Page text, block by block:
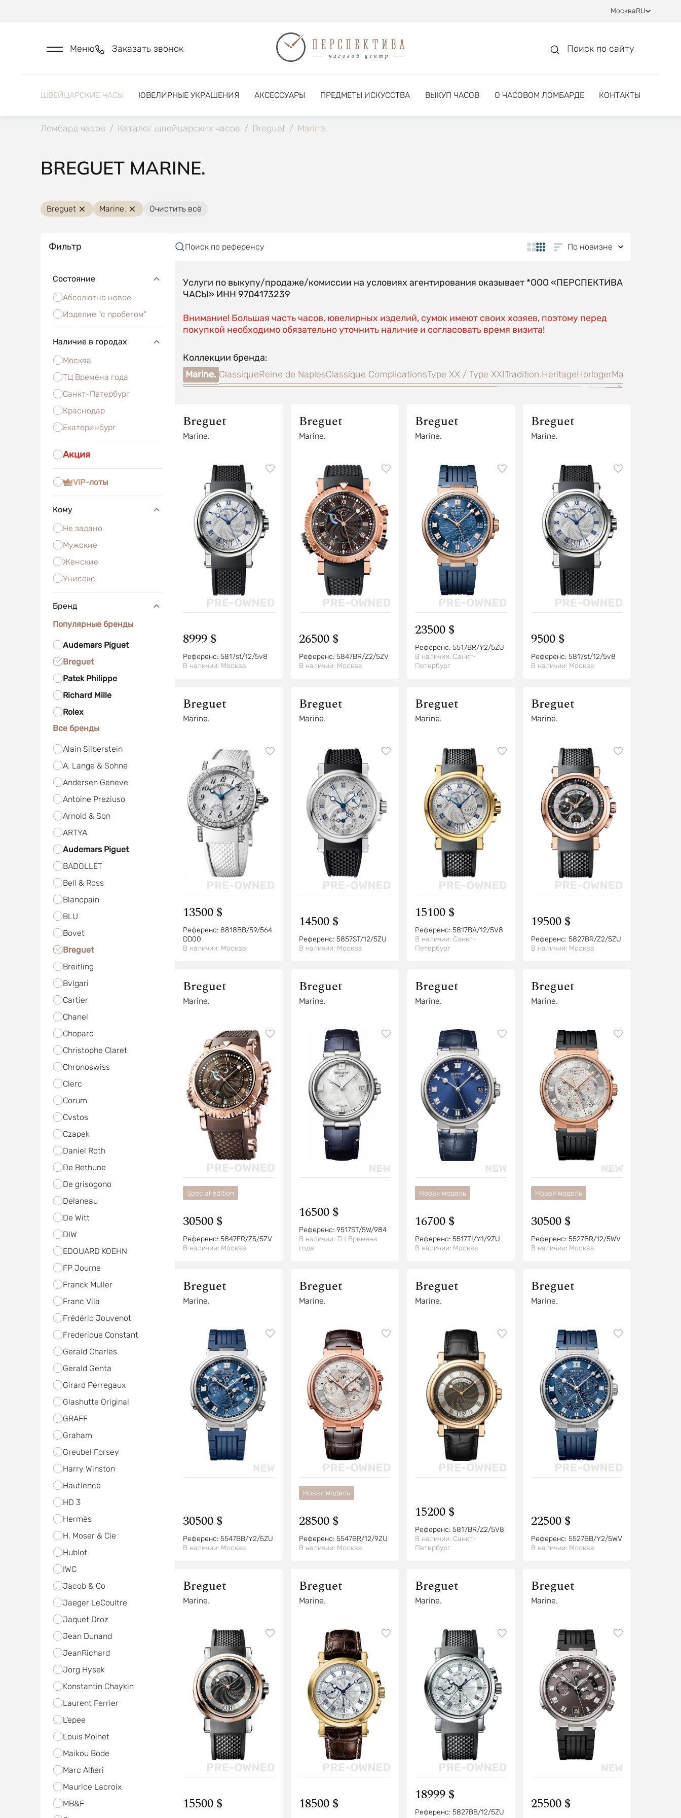
МоскваRU
Меню Заказать звонок Поиск по сайту
ШВЕЙЦАРСКИЕ ЧАСЫ ЮВЕЛИРНЫЕ УКРАШЕНИЯ АКСЕССУАРЫ ПРЕДМЕТЫ ИСКУССТВА ВЫКУП ЧАСОВ О ЧАСОВОМ ЛОМБАРДЕ КОНТАКТЫ
Ломбард часов / Каталог швейцарских часов / Breguet / Marine.
BREGUET MARINE.
Breguet Marine. Очистить всё
Фильтр
Состояние
Абсолютно новое
Изделие "с пробегом"
Наличие в городах
Москва
ТЦ Времена года
Санкт-Петербург
Краснодар
Екатеринбург
Акция
VIP-лоты
Кому
Не задано
Мужские
Женские
Унисекс
Бренд
Популярные бренды
Audemars Piguet
Breguet
Patek Philippe
Richard Mille
Rolex
Все бренды
Alain Silberstein
A. Lange & Sohne
Andersen Geneve
Antoine Preziuso
Arnold & Son
ARTYA
Audemars Piguet
BADOLLET
Bell & Ross
Blancpain
BLU
Bovet
Breguet
Breitling
Bvlgari
Cartier
Chanel
Chopard
Christophe Claret
Chronoswiss
Clerc
Corum
Cvstos
Czapek
Daniel Roth
De Bethune
De grisogono
Delaneau
De Witt
DIW
EDOUARD KOEHN
FP Journe
Franck Muller
Franc Vila
Frédéric Jouvenot
Frederique Constant
Gerald Charles
Gerald Genta
Girard Perregaux
Glashutte Original
GRAFF
Graham
Greubel Forsey
Harry Winston
Hautlence
HD 3
Hermès
H. Moser & Cie
Hublot
IWC
Jacob & Co
Jaeger LeCoultre
Jaquet Droz
Jean Dunand
JeanRichard
Jorg Hysek
Konstantin Chaykin
Laurent Ferrier
L'epee
Louis Moinet
Maikou Bode
Marc Alfieri
Maurice Lacroix
MB&F
Поиск по референсу По новизне
Услуги по выкупу/продаже/комиссии на условиях агентирования оказывает *ООО «ПЕРСПЕКТИВА
ЧАСЫ» ИНН 9704173239
Внимание! Большая часть часов, ювелирных изделий, сумок имеют своих хозяев, поэтому перед
покупкой необходимо обязательно уточнить наличие и согласовать время визита!
Коллекции бренда:
Marine. ClassiqueReine de NaplesClassique ComplicationsType XX / Type XXITradition.HeritageHorlogerMarine
Breguet
Marine.
8999 $
Референс: 5817st/12/5v8
В наличии: Москва
Breguet
Marine.
26500 $
Референс: 5847BR/Z2/5ZV
В наличии: Москва
Breguet
Marine.
23500 $
Референс: 5517BR/Y2/5ZU
В наличии: Санкт-
Петербург
Breguet
Marine.
9500 $
Референс: 5817st/12/5v8
В наличии: Москва
Breguet
Marine.
13500 $
Референс: 8818BB/59/564
DD00
В наличии: Москва
Breguet
Marine.
14500 $
Референс: 5857ST/12/5ZU
В наличии: Москва
Breguet
Marine.
15100 $
Референс: 5817BA/12/5V8
В наличии: Санкт-
Петербург
Breguet
Marine.
19500 $
Референс: 5827BR/Z2/5ZU
В наличии: Москва
Breguet
Marine.
Special edition
30500 $
Референс: 5847ER/Z5/5ZV
В наличии: Москва
Breguet
Marine.
16500 $
Референс: 9517ST/5W/984
В наличии: ТЦ Времена
года
Breguet
Marine.
Новая модель
16700 $
Референс: 5517TI/Y1/9ZU
В наличии: Москва
Breguet
Marine.
Новая модель
30500 $
Референс: 5527BR/12/5WV
В наличии: Москва
Breguet
Marine.
30500 $
Референс: 5547BB/Y2/5ZU
В наличии: Москва
Breguet
Marine.
Новая модель
28500 $
Референс: 5547BR/12/9ZU
В наличии: Москва
Breguet
Marine.
15200 $
Референс: 5817BR/Z2/5V8
В наличии: Санкт-
Петербург
Breguet
Marine.
22500 $
Референс: 5527BB/Y2/5WV
В наличии: Москва
Breguet
Marine.
15500 $
Breguet
Marine.
18500 $
Breguet
Marine.
18999 $
Референс: 5827BB/12/5ZU
Breguet
Marine.
25500 $